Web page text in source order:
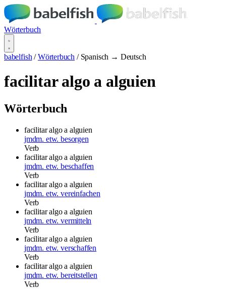
Wörterbuch
babelfish / Wörterbuch / Spanisch → Deutsch
facilitar algo a alguien
Wörterbuch
facilitar algo a alguien
jmdm. etw. besorgen
Verb
facilitar algo a alguien
jmdm. etw. beschaffen
Verb
facilitar algo a alguien
jmdm. etw. vereinfachen
Verb
facilitar algo a alguien
jmdm. etw. vermitteln
Verb
facilitar algo a alguien
jmdm. etw. verschaffen
Verb
facilitar algo a alguien
jmdm. etw. bereitstellen
Verb